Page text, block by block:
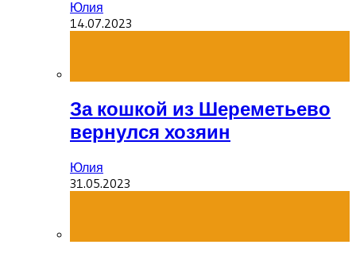
Юлия
14.07.2023
За кошкой из Шереметьево
вернулся хозяин
Юлия
31.05.2023